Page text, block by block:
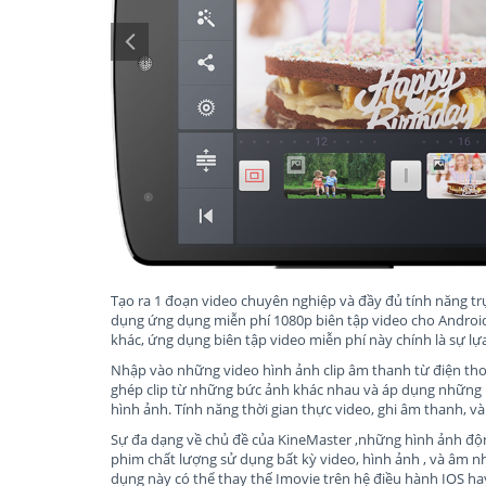
Tạo ra 1 đoạn video chuyên nghiệp và đầy đủ tính năng
dụng ứng dụng miễn phí 1080p biên tập video cho
khác, ứng dụng biên tập video miễn phí này chính là sự
Nhập vào những video hình ảnh clip âm thanh từ điện
ghép clip từ những bức ảnh khác nhau và áp dụng
hình ảnh. Tính năng thời gian thực video, ghi âm thanh,
Sự đa dạng về chủ đề của KineMaster ,những hình ảnh
phim chất lượng sử dụng bất kỳ video, hình ảnh , và âm
dụng này có thể thay thế Imovie trên hệ điều hành IOS